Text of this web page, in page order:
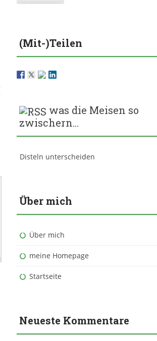
(Mit-)Teilen
was die Meisen so
zwischern…
Disteln unterscheiden
Über mich
Über mich
meine Homepage
Startseite
Neueste Kommentare